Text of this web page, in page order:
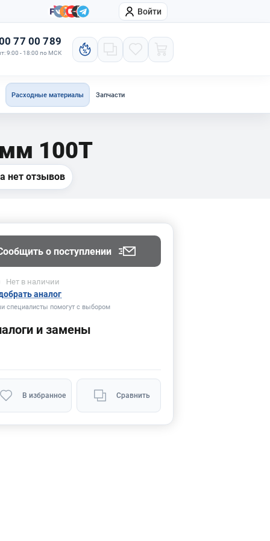
Компания Войти
77 00 789
9:00 - 18:00 по МСК
Расходные материалы Запчасти
мм 100Т
нет отзывов
о поступлении
Нет в наличии
аналог
специалисты помогут с выбором
и замены
В избранное Сравнить